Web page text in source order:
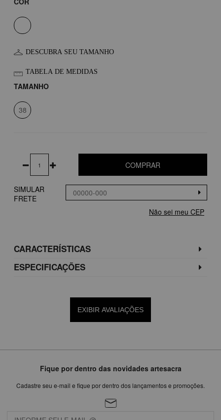
DESCUBRA SEU TAMANHO
TABELA DE MEDIDAS
TAMANHO
38
COMPRAR
SIMULAR
FRETE
Não sei meu CEP
CARACTERÍSTICAS
ESPECIFICAÇÕES
EXIBIR AVALIAÇÕES
Fique por dentro das novidades artesacra
Cadastre seu e-mail e fique por dentro dos lançamentos e promoções.